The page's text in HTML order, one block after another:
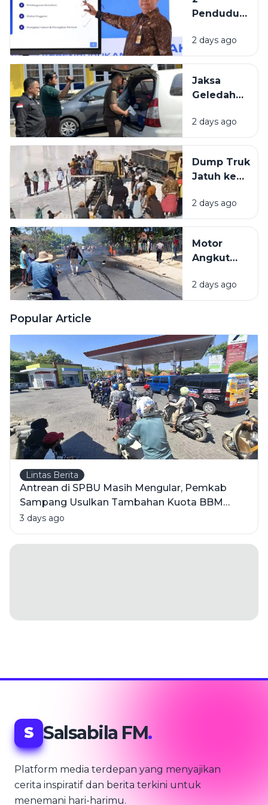
Penuhi
Komposisi
Penduduk
Indonesia
Berasal
Bangkalan
dan
2 days ago
Jaksa
Geledah
PUPR
Pamekasan,
Terkait
Proyek
Miliar.
2 days ago
Dump Truk
Jatuh ke
Galian C di
Pamekasan,
Selamat
2 days ago
Motor
Angkut
BBM
Terbakar
Pamekasan,
1 Orang
Meninggal
2 days ago
Popular Article
Lintas Berita
Antrean di SPBU Masih Mengular, Pemkab
Sampang Usulkan Tambahan Kuota BBM
Bersubsidi
3 days ago
S Salsabila FM.
Platform media terdepan yang menyajikan
cerita inspiratif dan berita terkini untuk
menemani hari-harimu.